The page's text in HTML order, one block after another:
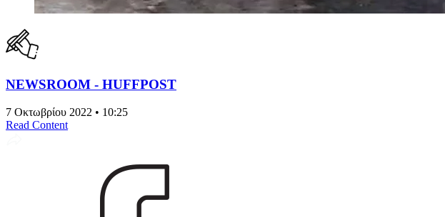
NEWSROOM - HUFFPOST
7 Οκτωβρίου 2022 • 10:25
Read Content